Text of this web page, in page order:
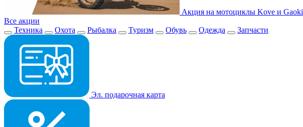
Акция на мотоциклы Kove и
Все акции
Техника
Охота Рыбалка Туризм Обувь Одежда Запчасти
Эл. подарочная карта